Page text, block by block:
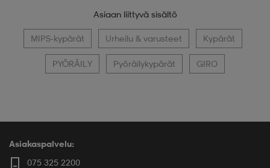
Asiaan liittyvä sisältö
MIPS-kypärät Urheilu & varusteet Kypärät
PYÖRÄILY Pyöräilykypärät GIRO
Asiakaspalvelu:
075 325 2200